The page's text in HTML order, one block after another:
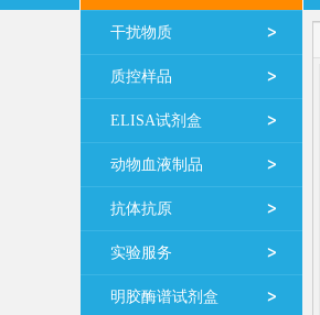
干扰物质
质控样品
ELISA试剂盒
动物血液制品
抗体抗原
实验服务
明胶酶谱试剂盒